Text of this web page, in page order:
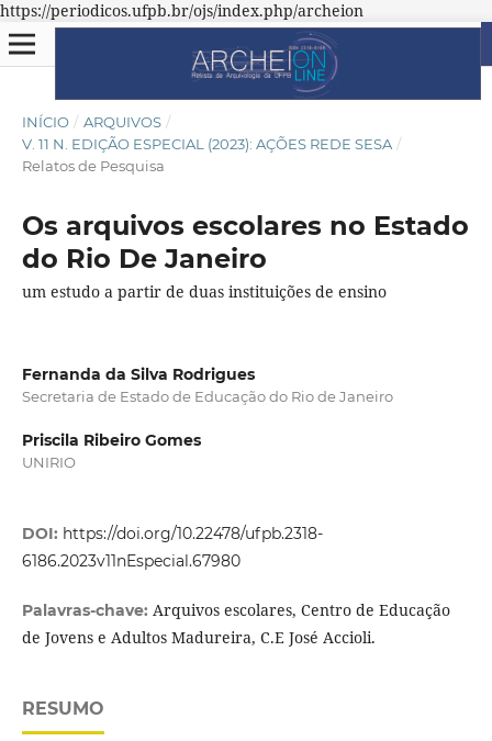
https://periodicos.ufpb.br/ojs/index.php/archeion
INÍCIO / ARQUIVOS /
V. 11 N. EDIÇÃO ESPECIAL (2023): AÇÕES REDE SESA /
Relatos de Pesquisa
Os arquivos escolares no Estado
do Rio De Janeiro
um estudo a partir de duas instituições de ensino
Fernanda da Silva Rodrigues
Secretaria de Estado de Educação do Rio de Janeiro
Priscila Ribeiro Gomes
UNIRIO
DOI: https://doi.org/10.22478/ufpb.2318-
6186.2023v11nEspecial.67980
Palavras-chave: Arquivos escolares, Centro de Educação
de Jovens e Adultos Madureira, C.E José Accioli.
RESUMO